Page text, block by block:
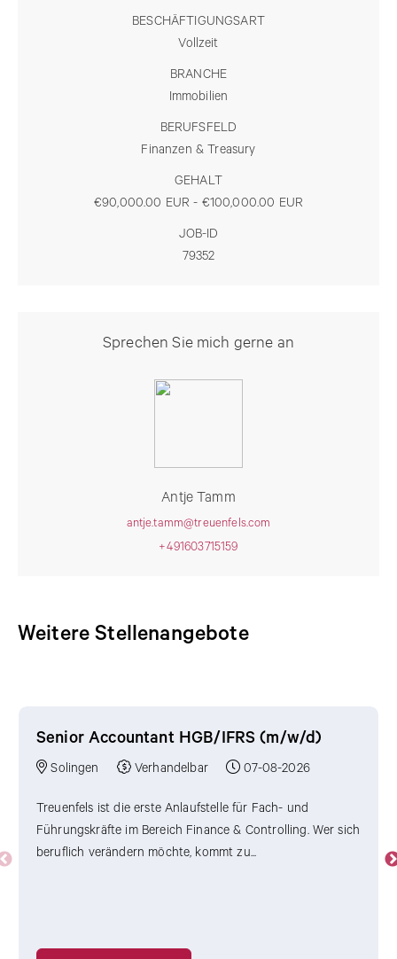
BESCHÄFTIGUNGSART
Vollzeit
BRANCHE
Immobilien
BERUFSFELD
Finanzen & Treasury
GEHALT
€90,000.00 EUR - €100,000.00 EUR
JOB-ID
79352
Sprechen Sie mich gerne an
Antje Tamm
antje.tamm@treuenfels.com
+491603715159
Weitere Stellenangebote
Senior Accountant HGB/IFRS (m/w/d)
Solingen Verhandelbar 07-08-2026
Treuenfels ist die erste Anlaufstelle für Fach- und
Führungskräfte im Bereich Finance & Controlling. Wer sich
beruflich verändern möchte, kommt zu...